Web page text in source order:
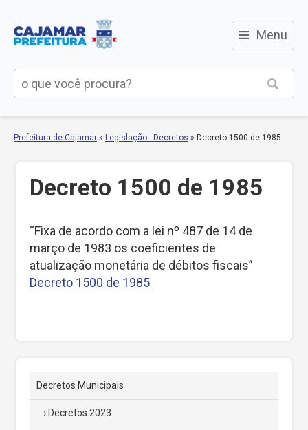
≡ Menu
Prefeitura de Cajamar » Legislação - Decretos » Decreto 1500 de 1985
Decreto 1500 de 1985
“Fixa de acordo com a lei nº 487 de 14 de
março de 1983 os coeficientes de
atualização monetária de débitos fiscais”
Decreto 1500 de 1985
Decretos Municipais
Decretos 2023